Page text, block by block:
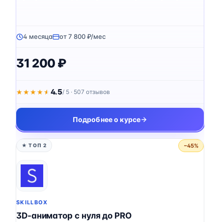
4 месяца от 7 800 ₽/мес
31 200 ₽
★★★★★
★★★★★ 4.5/ 5 · 507 отзывов
Подробнее о курсе
★ ТОП 2 −45%
SKILLBOX
3D-аниматор с нуля до PRO